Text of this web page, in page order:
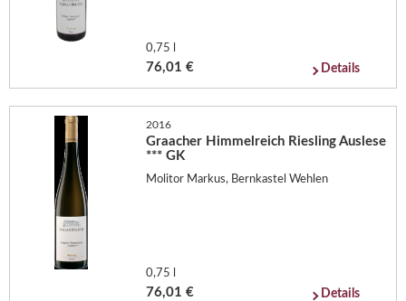
0,75 l
76,01 € Details
2016
Graacher Himmelreich Riesling Auslese
*** GK
Molitor Markus, Bernkastel Wehlen
0,75 l
76,01 € Details